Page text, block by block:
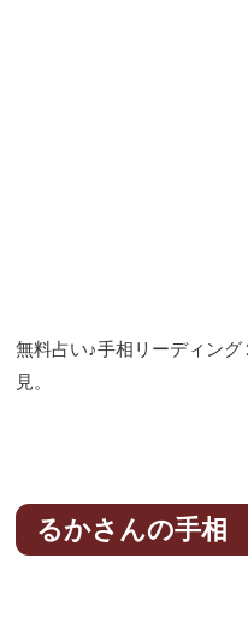
無料占い♪手相リーディン
見。
るかさんの手相